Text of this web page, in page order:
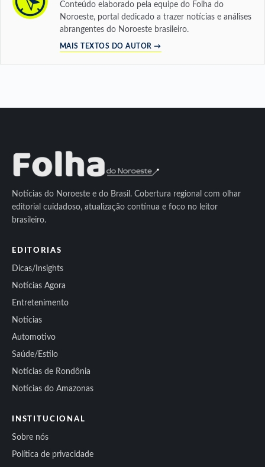
Conteúdo elaborado pela equipe do Folha do
Noroeste, portal dedicado a trazer notícias e análises
abrangentes do Noroeste brasileiro.
MAIS TEXTOS DO AUTOR →
Notícias do Noroeste e do Brasil. Cobertura regional com olhar
editorial cuidadoso, atualização contínua e foco no leitor
brasileiro.
EDITORIAS
Dicas/Insights
Notícias Agora
Entretenimento
Notícias
Automotivo
Saúde/Estilo
Notícias de Rondônia
Notícias do Amazonas
INSTITUCIONAL
Sobre nós
Política de privacidade